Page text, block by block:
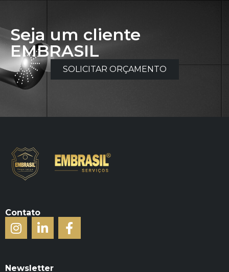
Seja um cliente
EMBRASIL
SOLICITAR ORÇAMENTO
Contato
Newsletter